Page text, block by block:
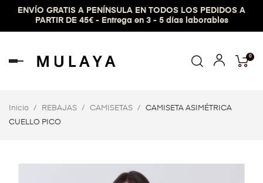
ENVÍO GRATIS A PENÍNSULA EN TODOS LOS PEDIDOS A
PARTIR DE 45€ - Entrega en 3 - 5 días laborables
Navegación
0
Inicio REBAJAS CAMISETAS
CAMISETA ASIMÉTRICA
CUELLO PICO